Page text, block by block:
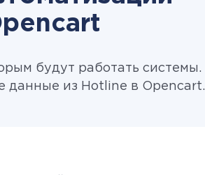
будут работать системы.
данные из Hotline в Opencart.